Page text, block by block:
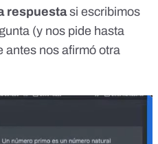
respuestasi escribimos
(y nos pide hasta
antes nos afirmó otra